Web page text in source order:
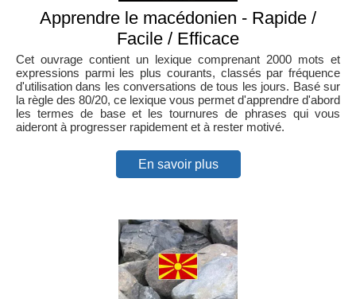
Apprendre le macédonien - Rapide /
Facile / Efficace
Cet ouvrage contient un lexique comprenant 2000 mots et
expressions parmi les plus courants, classés par fréquence
d'utilisation dans les conversations de tous les jours. Basé sur
la règle des 80/20, ce lexique vous permet d'apprendre d'abord
les termes de base et les tournures de phrases qui vous
aideront à progresser rapidement et à rester motivé.
En savoir plus